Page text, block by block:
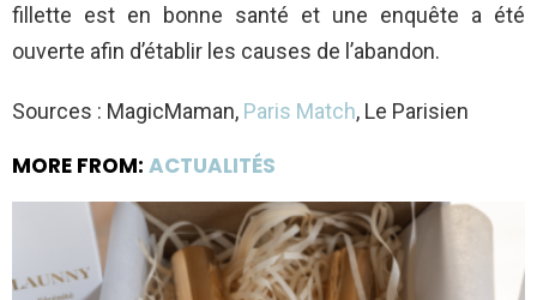
fillette est en bonne santé et une enquête a été
ouverte afin d’établir les causes de l’abandon.
Sources : MagicMaman, Paris Match, Le Parisien
MORE FROM: ACTUALITÉS